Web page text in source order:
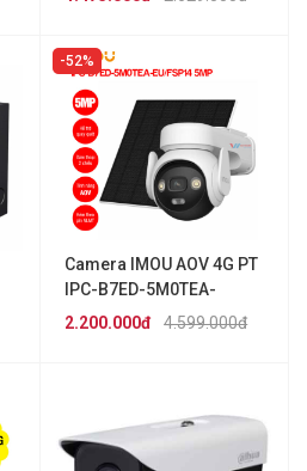
52%
Camera IMOU AOV 4G PT
IPC-B7ED-5M0TEA-
EU/FSP14 5MP [Kèm tấm
4.599.000đ
2.200.000đ